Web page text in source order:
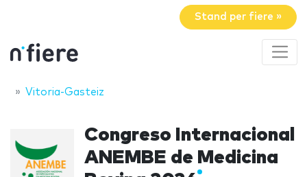
Stand per fiere »
Vitoria-Gasteiz
Congreso Internacional
ANEMBE de Medicina